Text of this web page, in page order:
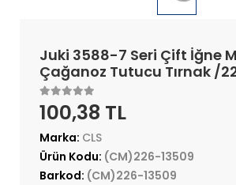
Juki 3588-7 Seri Çift İğne
Çağanoz Tutucu Tırnak /
100,38 TL
Marka: CLS
Ürün Kodu: (CM)226-13509
Barkod: (CM)226-13509